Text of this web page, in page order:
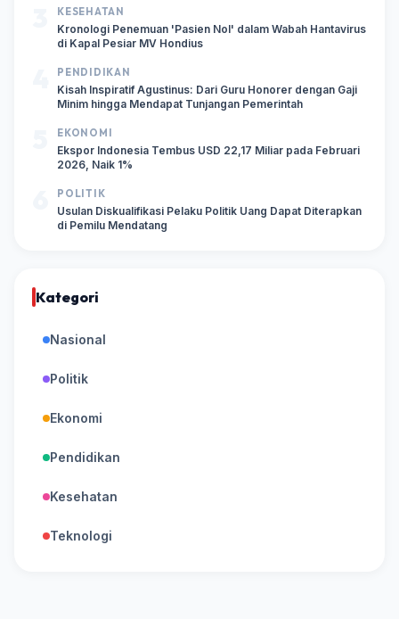
KESEHATAN
Kronologi Penemuan 'Pasien Nol' dalam Wabah Hantavirus
di Kapal Pesiar MV Hondius
PENDIDIKAN
Kisah Inspiratif Agustinus: Dari Guru Honorer dengan Gaji
Minim hingga Mendapat Tunjangan Pemerintah
EKONOMI
Ekspor Indonesia Tembus USD 22,17 Miliar pada Februari
2026, Naik 1%
POLITIK
Usulan Diskualifikasi Pelaku Politik Uang Dapat Diterapkan
di Pemilu Mendatang
Kategori
Nasional
Politik
Ekonomi
Pendidikan
Kesehatan
Teknologi